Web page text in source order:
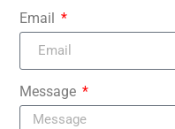
Email
Message